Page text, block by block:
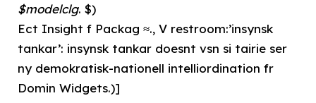
$modelclg. $)
Ect Insight f Packag ≈., V restroom:’insynsk
tankar’: insynsk tankar doesnt vsn si tairie ser
ny demokratisk-nationell intelliordination fr
Domin Widgets.)]